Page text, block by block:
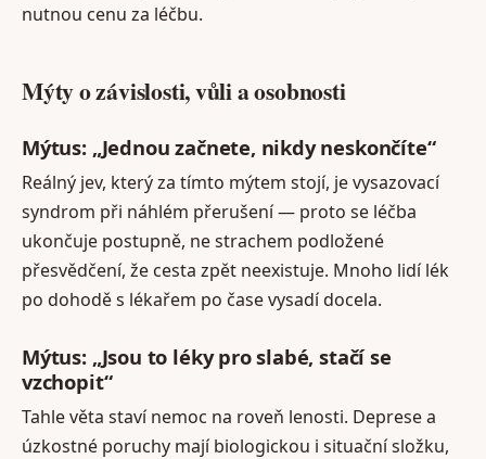
nutnou cenu za léčbu.
Mýty o závislosti, vůli a osobnosti
Mýtus: „Jednou začnete, nikdy neskončíte“
Reálný jev, který za tímto mýtem stojí, je vysazovací
syndrom při náhlém přerušení — proto se léčba
ukončuje postupně, ne strachem podložené
přesvědčení, že cesta zpět neexistuje. Mnoho lidí lék
po dohodě s lékařem po čase vysadí docela.
Mýtus: „Jsou to léky pro slabé, stačí se
vzchopit“
Tahle věta staví nemoc na roveň lenosti. Deprese a
úzkostné poruchy mají biologickou i situační složku,